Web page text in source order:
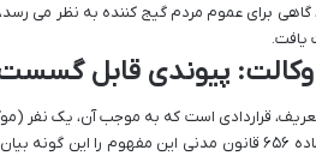
برای عموم مردم گیج کننده به نظر می
پیوندی قابل
قراردادی است که به موجب آن، یک نفر
آن کار را انجام دهد. ماده ۶۵۶ قانون مدنی این